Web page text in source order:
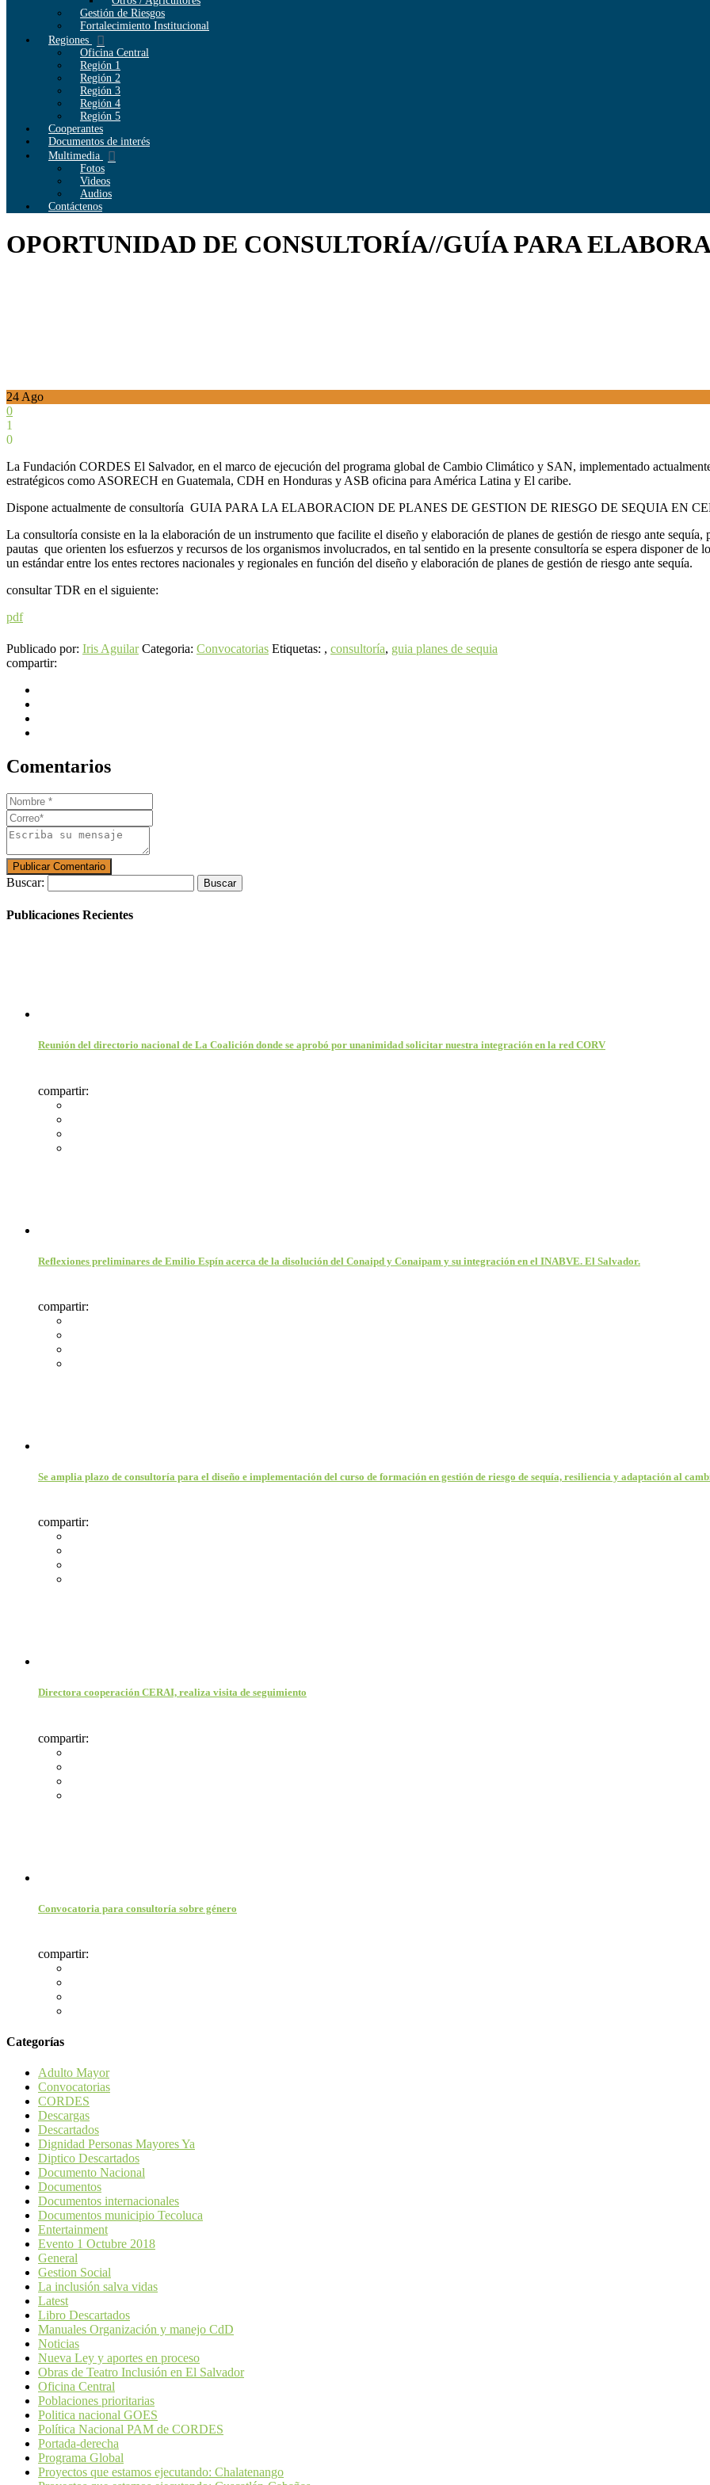
Gestión de Riesgos
Fortalecimiento Institucional
Regiones
Oficina Central
Región 1
Región 2
Región 3
Región 4
Región 5
Cooperantes
Documentos de interés
Multimedia
Fotos
Videos
Audios
Contáctenos
OPORTUNIDAD DE CONSULTORÍA//GUÍA PARA
24 Ago
0
1
0
La Fundación CORDES El Salvador, en el marco de ejecución del programa global de Cambio Climático y SAN, implementado
estratégicos como ASORECH en Guatemala, CDH en Honduras y ASB oficina para América Latina y El caribe.
Dispone actualmente de consultoría GUIA PARA LA ELABORACION DE PLANES DE GESTION DE RIESGO DE SEQUIA EN
La consultoría consiste en la la elaboración de un instrumento que facilite el diseño y elaboración de planes de gestión de riesgo ante
pautas que orienten los esfuerzos y recursos de los organismos involucrados, en tal sentido en la presente consultoría se espera disponer
un estándar entre los entes rectores nacionales y regionales en función del diseño y elaboración de planes de gestión de riesgo ante sequía.
consultar TDR en el siguiente:
pdf
Publicado por: Iris Aguilar Categoria: Convocatorias Etiquetas: , consultoría, guia planes de sequia
compartir:
Comentarios
Buscar:
Publicaciones Recientes
Reunión del directorio nacional de La Coalición donde se aprobó por unanimidad solicitar nuestra integración en la red CORV
compartir:
Reflexiones preliminares de Emilio Espín acerca de la disolución del Conaipd y Conaipam y su integración en el INABVE. El Salvador.
compartir:
Se amplia plazo de consultoría para el diseño e implementación del curso de formación en gestión de riesgo de sequía, resiliencia y adaptación al
compartir:
Directora cooperación CERAI, realiza visita de seguimiento
compartir:
Convocatoria para consultoría sobre género
compartir:
Categorías
Adulto Mayor
Convocatorias
CORDES
Descargas
Descartados
Dignidad Personas Mayores Ya
Diptico Descartados
Documento Nacional
Documentos
Documentos internacionales
Documentos municipio Tecoluca
Entertainment
Evento 1 Octubre 2018
General
Gestion Social
La inclusión salva vidas
Latest
Libro Descartados
Manuales Organización y manejo CdD
Noticias
Nueva Ley y aportes en proceso
Obras de Teatro Inclusión en El Salvador
Oficina Central
Poblaciones prioritarias
Politica nacional GOES
Política Nacional PAM de CORDES
Portada-derecha
Programa Global
Proyectos que estamos ejecutando: Chalatenango